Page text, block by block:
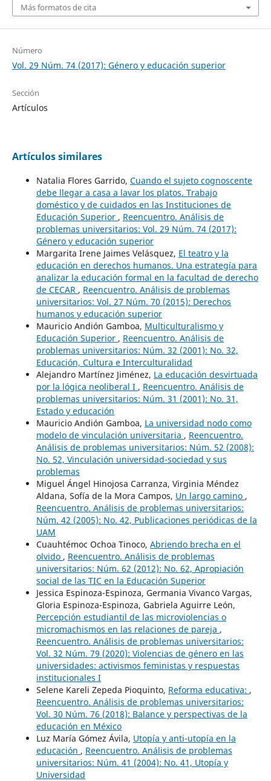
Más formatos de cita
Número
Vol. 29 Núm. 74 (2017): Género y educación superior
Sección
Artículos
Artículos similares
Natalia Flores Garrido, Cuando el sujeto cognoscente
debe llegar a casa a lavar los platos. Trabajo
doméstico y de cuidados en las Instituciones de
Educación Superior , Reencuentro. Análisis de
problemas universitarios: Vol. 29 Núm. 74 (2017):
Género y educación superior
Margarita Irene Jaimes Velásquez, El teatro y la
educación en derechos humanos. Una estrategía para
analizar la educación formal en la facultad de derecho
de CECAR , Reencuentro. Análisis de problemas
universitarios: Vol. 27 Núm. 70 (2015): Derechos
humanos y educación superior
Mauricio Andión Gamboa, Multiculturalismo y
Educación Superior , Reencuentro. Análisis de
problemas universitarios: Núm. 32 (2001): No. 32,
Educación, Cultura e Interculturalidad
Alejandro Martínez Jiménez, La educación desvirtuada
por la lógica neoliberal I , Reencuentro. Análisis de
problemas universitarios: Núm. 31 (2001): No. 31,
Estado y educación
Mauricio Andión Gamboa, La universidad nodo como
modelo de vinculación universitaria , Reencuentro.
Análisis de problemas universitarios: Núm. 52 (2008):
No. 52, Vinculación universidad-sociedad y sus
problemas
Miguel Ángel Hinojosa Carranza, Virginia Méndez
Aldana, Sofía de la Mora Campos, Un largo camino ,
Reencuentro. Análisis de problemas universitarios:
Núm. 42 (2005): No. 42, Publicaciones periódicas de la
UAM
Cuauhtémoc Ochoa Tinoco, Abriendo brecha en el
olvido , Reencuentro. Análisis de problemas
universitarios: Núm. 62 (2012): No. 62, Apropiación
social de las TIC en la Educación Superior
Jessica Espinoza-Espinoza, Germania Vivanco Vargas,
Gloria Espinoza-Espinoza, Gabriela Aguirre León,
Percepción estudiantil de las microviolencias o
micromachismos en las relaciones de pareja ,
Reencuentro. Análisis de problemas universitarios:
Vol. 32 Núm. 79 (2020): Violencias de género en las
universidades: activismos feministas y respuestas
institucionales I
Selene Kareli Zepeda Pioquinto, Reforma educativa: ,
Reencuentro. Análisis de problemas universitarios:
Vol. 30 Núm. 76 (2018): Balance y perspectivas de la
educación en México
Luz María Gómez Ávila, Utopía y anti-utopía en la
educación , Reencuentro. Análisis de problemas
universitarios: Núm. 41 (2004): No. 41, Utopía y
Universidad